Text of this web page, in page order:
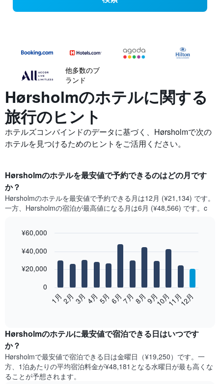
他多数のブ
ランド
Hørsholmの​ホテルに関する
旅行のヒント
ホテルズコンバインドのデータに基づく、Hørsholmで次の
ホテルを見つけるためのヒントをご活用ください。
Hørsholm​のホテルを最安値で予約できるのはどの月です
か？
Hørsholm​の​ホテルを最安値で予約できる月は12月 (¥21,134) です。
一方、Hørsholm​の​宿泊が最高値になる月は6月​ (¥48,566) です。c
chart
12
月
ご
と
の
客
室
graphic.
1月2月3月4月5月6月7月8月9月10月11月12月
0
¥20,000
¥40,000
¥60,000
Hørsholm​の​ホテル​に最安値で宿泊できる日はいつです
か？
Hørsholm​で最安値で宿泊できる日は金曜日​（¥19,250）です。一
方、1泊あたりの平均宿泊料金が¥48,181となる水曜日​が最も高くな
ることが予想されます。